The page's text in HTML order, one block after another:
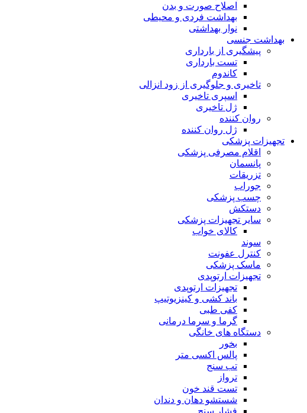
اصلاح صورت و بدن
بهداشت فردی و محیطی
نوار بهداشتی
بهداشت جنسی
پیشگیری از بارداری
تست بارداری
کاندوم
تاخیری و جلوگیری از زود انزالی
اسپری تاخیری
ژل تاخیری
روان کننده
ژل روان کننده
تجهیزات پزشکی
اقلام مصرفی پزشکی
پانسمان
تزریقات
جوراب
چسب پزشکی
دستکش
سایر تجهیزات پزشکی
کالای خواب
سوند
کنترل عفونت
ماسک پزشکی
تجهیزات ارتوپدی
تجهیزات ارتوپدی
باند کشی و کینزیوتیپ
کفی طبی
گرما و سرما درمانی
دستگاه های خانگی
بخور
پالس اکسی متر
تب سنج
ترواز
تست قند خون
شستشو دهان و دندان
فشار سنج